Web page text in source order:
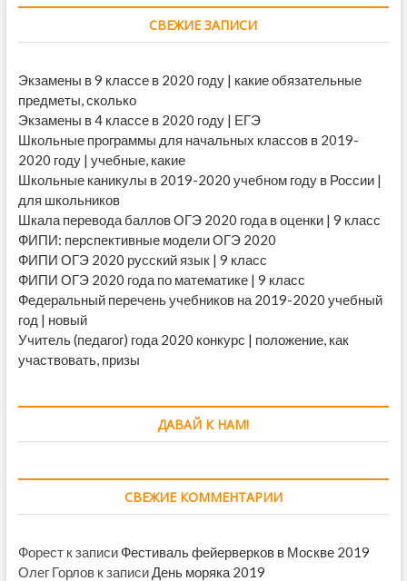
СВЕЖИЕ ЗАПИСИ
Экзамены в 9 классе в 2020 году | какие обязательные
предметы, сколько
Экзамены в 4 классе в 2020 году | ЕГЭ
Школьные программы для начальных классов в 2019-
2020 году | учебные, какие
Школьные каникулы в 2019-2020 учебном году в России |
для школьников
Шкала перевода баллов ОГЭ 2020 года в оценки | 9 класс
ФИПИ: перспективные модели ОГЭ 2020
ФИПИ ОГЭ 2020 русский язык | 9 класс
ФИПИ ОГЭ 2020 года по математике | 9 класс
Федеральный перечень учебников на 2019-2020 учебный
год | новый
Учитель (педагог) года 2020 конкурс | положение, как
участвовать, призы
ДАВАЙ К НАМ!
СВЕЖИЕ КОММЕНТАРИИ
Форестк записи Фестиваль фейерверков в Москве 2019
Олег Горловк записи День моряка 2019